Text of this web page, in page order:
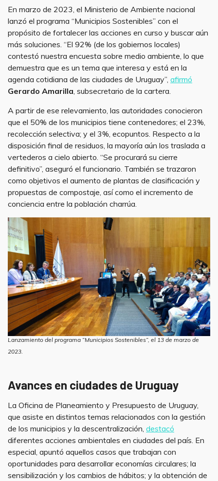
En marzo de 2023, el Ministerio de Ambiente nacional
lanzó el programa “Municipios Sostenibles” con el
propósito de fortalecer las acciones en curso y buscar aún
más soluciones. “El 92% (de los gobiernos locales)
contestó nuestra encuesta sobre medio ambiente, lo que
demuestra que es un tema que interesa y está en la
agenda cotidiana de las ciudades de Uruguay”, afirmó
Gerardo Amarilla , subsecretario de la cartera.
A partir de ese relevamiento, las autoridades conocieron
que el 50% de los municipios tiene contenedores; el 23%,
recolección selectiva; y el 3%, ecopuntos. Respecto a la
disposición final de residuos, la mayoría aún los traslada a
vertederos a cielo abierto. “Se procurará su cierre
definitivo”, aseguró el funcionario. También se trazaron
como objetivos el aumento de plantas de clasificación y
propuestas de compostaje, así como el incremento de
conciencia entre la población charrúa.
Lanzamiento del programa “Municipios Sostenibles”, el 13 de marzo de
2023.
Avances en ciudades de Uruguay
La Oficina de Planeamiento y Presupuesto de Uruguay,
que asiste en distintos temas relacionados con la gestión
de los municipios y la descentralización, destacó
diferentes acciones ambientales en ciudades del país. En
especial, apuntó aquellos casos que trabajan con
oportunidades para desarrollar economías circulares; la
sensibilización y los cambios de hábitos; y la obtención de